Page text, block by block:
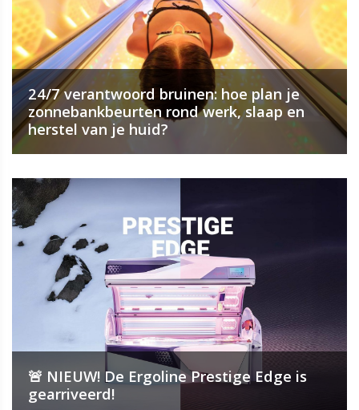
24/7 verantwoord bruinen: hoe plan je
zonnebankbeurten rond werk, slaap en
herstel van je huid?
🚨 NIEUW! De Ergoline Prestige Edge is
gearriveerd!